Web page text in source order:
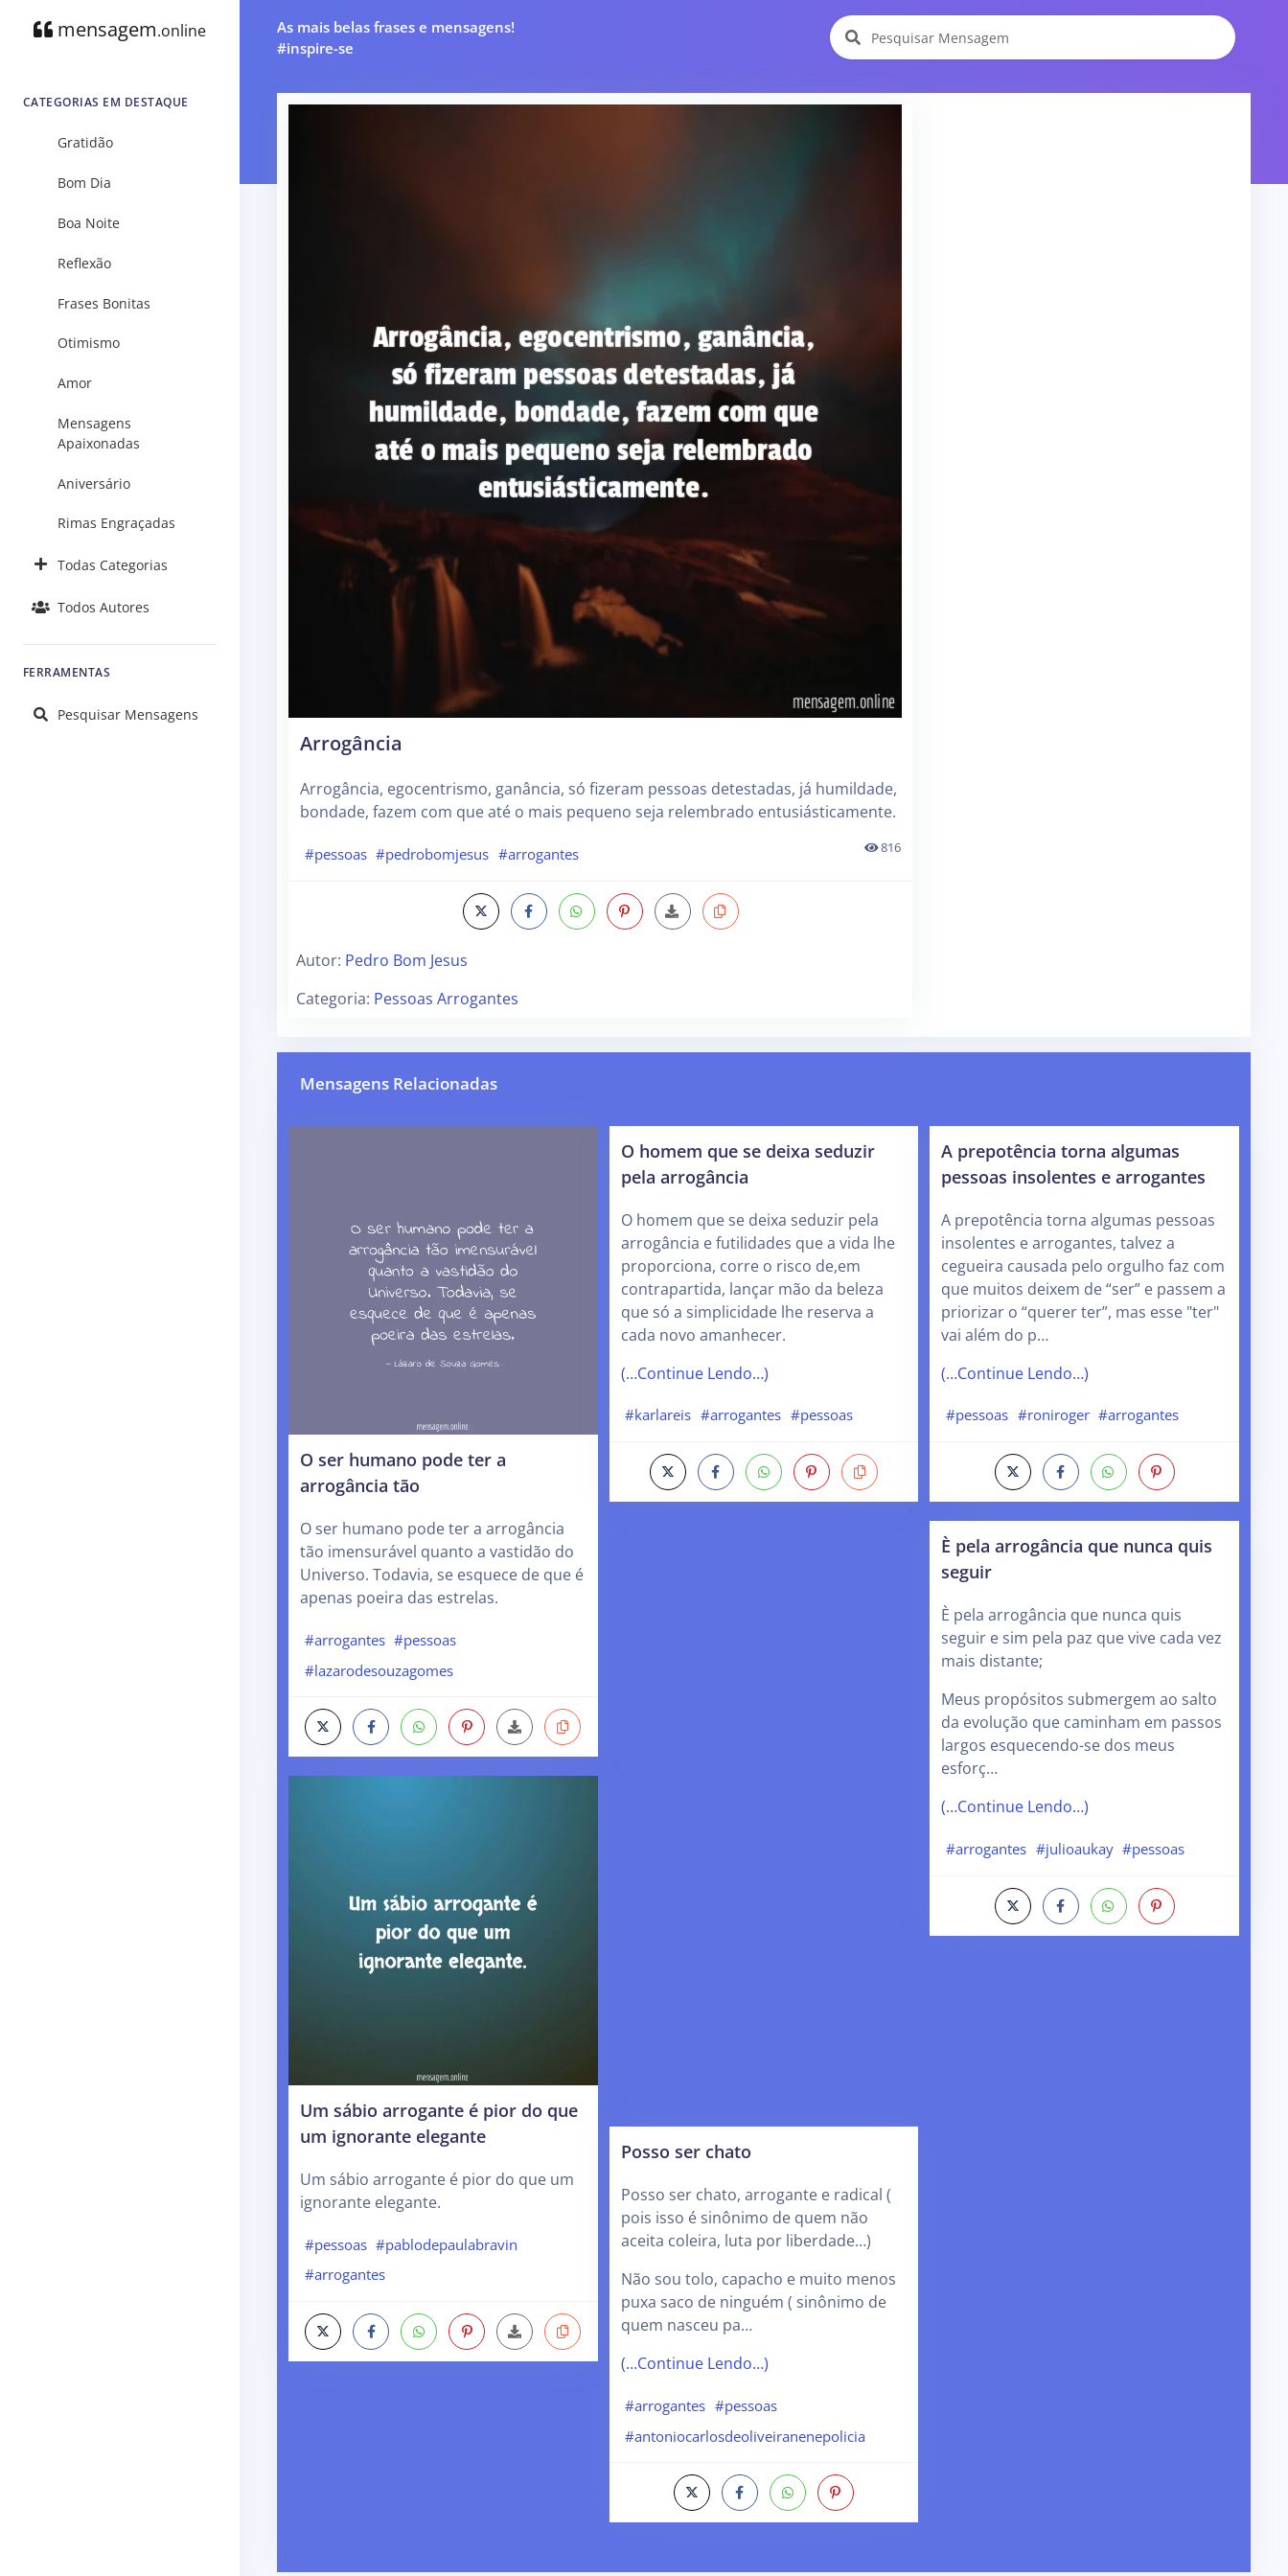
mensagem.online
CATEGORIAS EM DESTAQUE
Gratidão
Bom Dia
Boa Noite
Reflexão
Frases Bonitas
Otimismo
Amor
Mensagens
Apaixonadas
Aniversário
Rimas Engraçadas
Todas Categorias
Todos Autores
FERRAMENTAS
Pesquisar Mensagens
As mais belas frases e mensagens!
#inspire-se
Arrogância
Arrogância, egocentrismo, ganância, só fizeram pessoas detestadas, já humildade,
bondade, fazem com que até o mais pequeno seja relembrado entusiásticamente.
#pessoas #pedrobomjesus #arrogantes 816
Autor: Pedro Bom Jesus
Categoria: Pessoas Arrogantes
Mensagens Relacionadas
O ser humano pode ter a
arrogância tão
O ser humano pode ter a arrogância
tão imensurável quanto a vastidão do
Universo. Todavia, se esquece de que é
apenas poeira das estrelas.
#arrogantes #pessoas
#lazarodesouzagomes
Um sábio arrogante é pior do que
um ignorante elegante
Um sábio arrogante é pior do que um
ignorante elegante.
#pessoas #pablodepaulabravin
#arrogantes
O homem que se deixa seduzir
pela arrogância
O homem que se deixa seduzir pela
arrogância e futilidades que a vida lhe
proporciona, corre o risco de,em
contrapartida, lançar mão da beleza
que só a simplicidade lhe reserva a
cada novo amanhecer.
(…Continue Lendo…)
#karlareis #arrogantes #pessoas
Posso ser chato
Posso ser chato, arrogante e radical (
pois isso é sinônimo de quem não
aceita coleira, luta por liberdade…)
Não sou tolo, capacho e muito menos
puxa saco de ninguém ( sinônimo de
quem nasceu pa…
(…Continue Lendo…)
#arrogantes #pessoas
#antoniocarlosdeoliveiranenepolicia
A prepotência torna algumas
pessoas insolentes e arrogantes
A prepotência torna algumas pessoas
insolentes e arrogantes, talvez a
cegueira causada pelo orgulho faz com
que muitos deixem de “ser” e passem a
priorizar o “querer ter”, mas esse "ter"
vai além do p…
(…Continue Lendo…)
#pessoas #roniroger #arrogantes
È pela arrogância que nunca quis
seguir
È pela arrogância que nunca quis
seguir e sim pela paz que vive cada vez
mais distante;
Meus propósitos submergem ao salto
da evolução que caminham em passos
largos esquecendo-se dos meus
esforç…
(…Continue Lendo…)
#arrogantes #julioaukay #pessoas